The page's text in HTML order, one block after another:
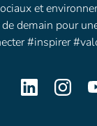
et
de demain pour
#inspirer